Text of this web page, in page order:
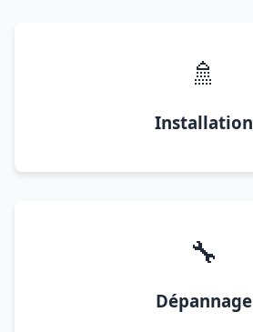
🚿
Installation
🔧
Dépannage